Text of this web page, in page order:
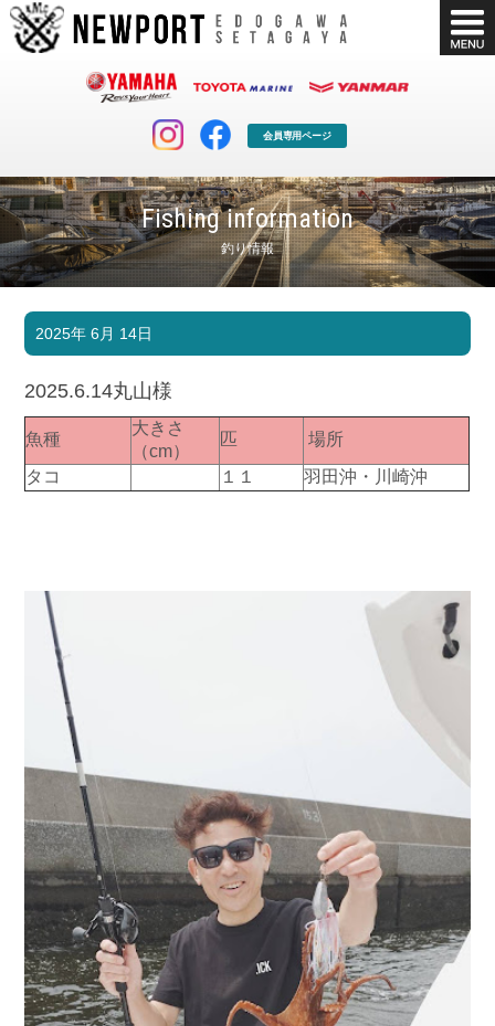
会員専用ページ
Fishing information
釣り情報
マリンクラブ
マリンライフを堪能したい！
ボート販売
ボート免許
長年の実績と信頼！
店舗情報 公式ブログ
Blog
Link
2025年 6月 14日
2025.6.14丸山様
魚種
大きさ
（cm）
匹
場所
タコ
１１ 羽田沖・川崎沖